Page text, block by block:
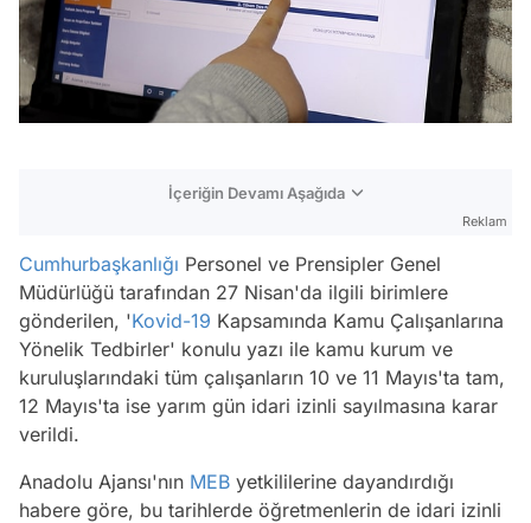
İçeriğin Devamı Aşağıda
Reklam
Cumhurbaşkanlığı Personel ve Prensipler Genel
Müdürlüğü tarafından 27 Nisan'da ilgili birimlere
gönderilen, 'Kovid-19 Kapsamında Kamu Çalışanlarına
Yönelik Tedbirler' konulu yazı ile kamu kurum ve
kuruluşlarındaki tüm çalışanların 10 ve 11 Mayıs'ta tam,
12 Mayıs'ta ise yarım gün idari izinli sayılmasına karar
verildi.
Anadolu Ajansı'nın MEB yetkililerine dayandırdığı
habere göre, bu tarihlerde öğretmenlerin de idari izinli